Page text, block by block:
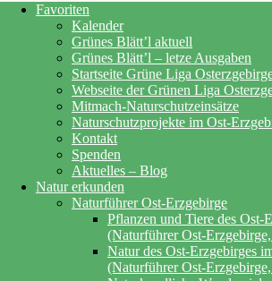
Favoriten
Kalender
Grünes Blätt’l aktuell
Grünes Blätt’l – letze Ausgaben
Startseite Grüne Liga
Webseite der Grünen Liga
Mitmach-Naturschutzeinsätze
Naturschutzprojekte im Ost-
Kontakt
Spenden
Aktuelles – Blog
Natur erkunden
Naturführer Ost-Erzgebirge
Pflanzen und Tiere des Ost-
(Naturführer Ost-
Natur des Ost-Erzgebirges
(Naturführer Ost-